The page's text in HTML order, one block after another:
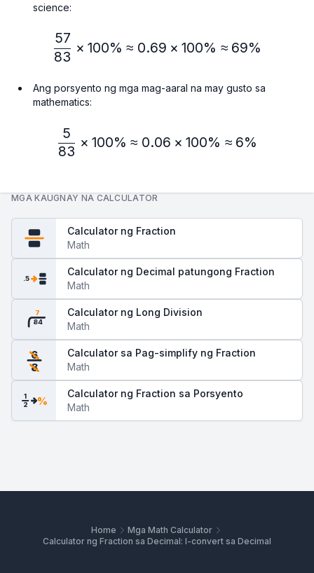
science:
\frac{57}{83} × 100\% ≈
83
57
× 100% ≈ 0.69 × 100% ≈ 69%
Ang porsyento ng mga mag-aaral na may gusto sa
mathematics:
\frac{5}{83} × 100\% ≈
83
5
× 100% ≈ 0.06 × 100% ≈ 6%
MGA KAUGNAY NA CALCULATOR
Calculator ng Fraction
Math
.5
Calculator ng Decimal patungong Fraction
Math
84
7
Calculator ng Long Division
Math
6
8
Calculator sa Pag-simplify ng Fraction
Math
1
2 %
Calculator ng Fraction sa Porsyento
Math
Home
Mga Math Calculator
Calculator ng Fraction sa Decimal: I-convert sa Decimal